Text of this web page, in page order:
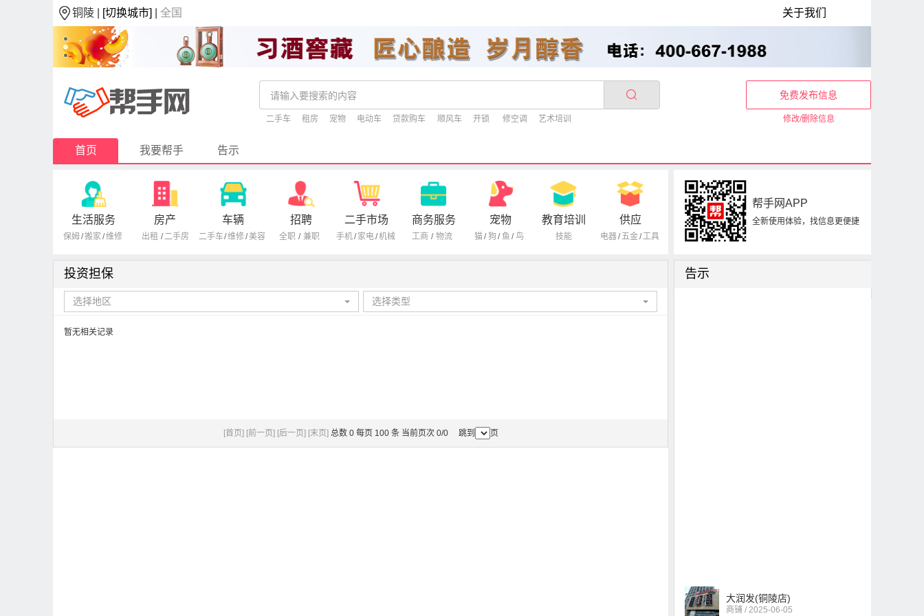
铜陵 | [切换城市] |全国 关于我们
二手车 租房 宠物 电动车 贷款购车 顺风车 开锁 修空调 艺术培训
免费发布信息
修改/删除信息
首页 我要帮手 告示
生活服务
保姆/搬家 /维修
房产
出租 /二手房
车辆
二手车/维修/美容
招聘
全职 / 兼职
二手市场
手机/ 家电/机械
商务服务
工商 / 物流
宠物
猫/ 狗 / 鱼 / 鸟
教育培训
技能
供应
电器/五金/工具
帮手网APP
全新使用体验，找信息更便捷
投资担保
选择地区 选择类型
暂无相关记录
[首页] [前一页] [后一页] [末页] 总数 0 每页 100 条 当前页次 0/0 跳到 页
告示
大润发(铜陵店)
商铺 / 2025-06-05